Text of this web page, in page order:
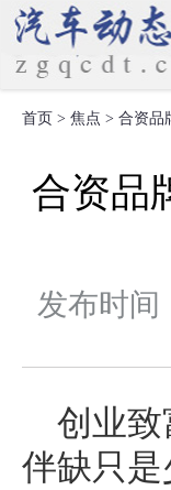
首页 > 焦点 > 合资品
合资品
发布时
创业
伴缺只